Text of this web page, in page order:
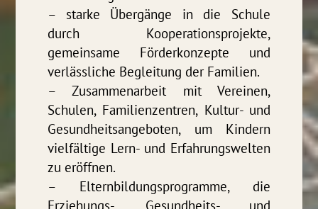
– starke Übergänge in die Schule
durch Kooperationsprojekte,
gemeinsame Förderkonzepte und
verlässliche Begleitung der Familien.
– Zusammenarbeit mit Vereinen,
Schulen, Familienzentren, Kultur- und
Gesundheitsangeboten, um Kindern
vielfältige Lern- und Erfahrungswelten
zu eröffnen.
– Elternbildungsprogramme, die
Erziehungs-, Gesundheits- und